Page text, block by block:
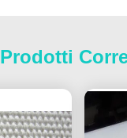
Prodotti